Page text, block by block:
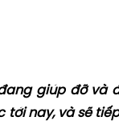
giúp đỡ và
tới nay, và sẽ